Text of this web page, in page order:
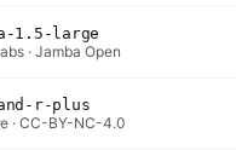
1.5-large
· Jamba Open
r-plus
· CC-BY-NC-4.0